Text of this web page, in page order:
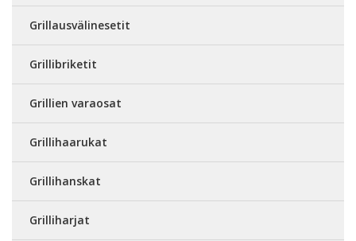
Grillausvälinesetit
Grillibriketit
Grillien varaosat
Grillihaarukat
Grillihanskat
Grilliharjat